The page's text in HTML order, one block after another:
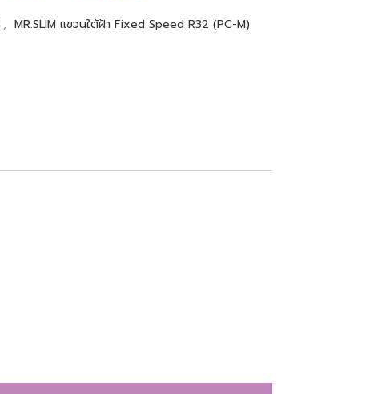
, MR.SLIM แขวนใต้ฝ้า Fixed Speed R32 (PC-M)